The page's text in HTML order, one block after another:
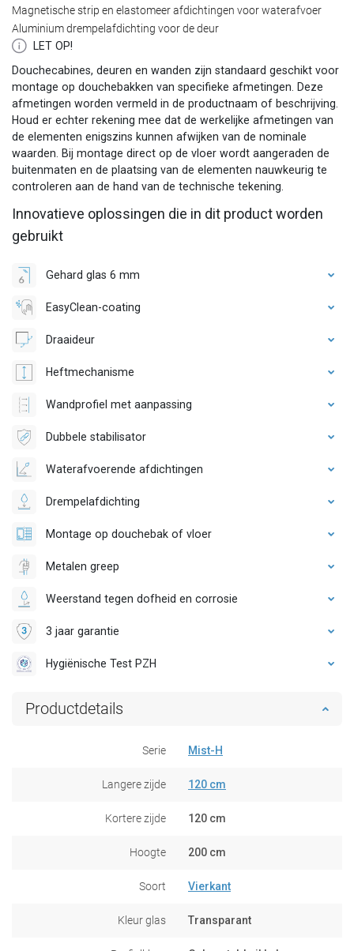
Magnetische strip en elastomeer afdichtingen voor waterafvoer
Aluminium drempelafdichting voor de deur
LET OP!
Douchecabines, deuren en wanden zijn standaard geschikt voor
montage op douchebakken van specifieke afmetingen. Deze
afmetingen worden vermeld in de productnaam of beschrijving.
Houd er echter rekening mee dat de werkelijke afmetingen van
de elementen enigszins kunnen afwijken van de nominale
waarden. Bij montage direct op de vloer wordt aangeraden de
buitenmaten en de plaatsing van de elementen nauwkeurig te
controleren aan de hand van de technische tekening.
Innovatieve oplossingen die in dit product worden
gebruikt
Gehard glas 6 mm
EasyClean-coating
Draaideur
Heftmechanisme
Wandprofiel met aanpassing
Dubbele stabilisator
Waterafvoerende afdichtingen
Drempelafdichting
Montage op douchebak of vloer
Metalen greep
Weerstand tegen dofheid en corrosie
3 jaar garantie
Hygiënische Test PZH
Productdetails
Serie Mist-H
Langere zijde 120 cm
Kortere zijde 120 cm
Hoogte 200 cm
Soort Vierkant
Kleur glas Transparant